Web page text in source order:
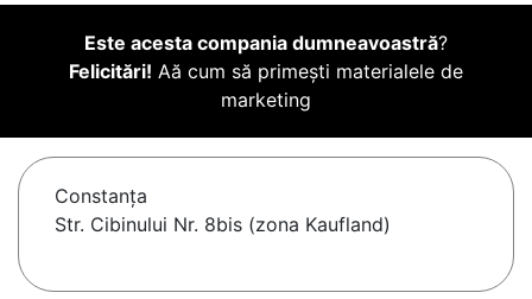
Este acesta compania dumneavoastră?
Felicitări! Aă cum să primești materialele de
marketing
Constanţa
Str. Cibinului Nr. 8bis (zona Kaufland)